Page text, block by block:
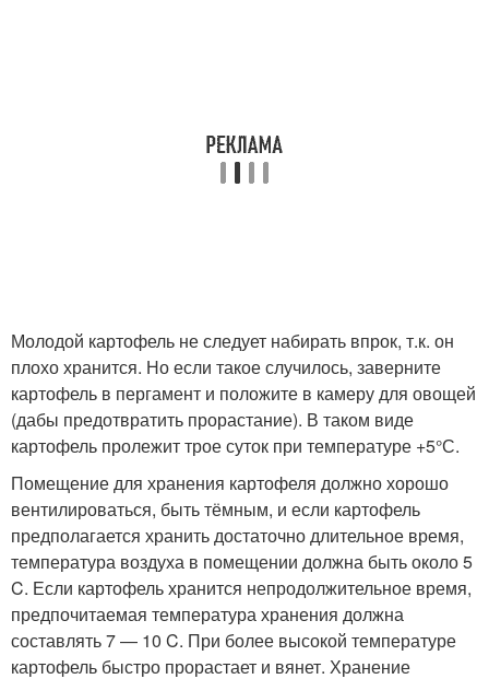
Молодой картофель не следует набирать впрок, т.к. он
плохо хранится. Но если такое случилось, заверните
картофель в пергамент и положите в камеру для овощей
(дабы предотвратить прорастание). В таком виде
картофель пролежит трое суток при температуре +5°С.
Помещение для хранения картофеля должно хорошо
вентилироваться, быть тёмным, и если картофель
предполагается хранить достаточно длительное время,
температура воздуха в помещении должна быть около 5
C. Если картофель хранится непродолжительное время,
предпочитаемая температура хранения должна
составлять 7 — 10 C. При более высокой температуре
картофель быстро прорастает и вянет. Хранение